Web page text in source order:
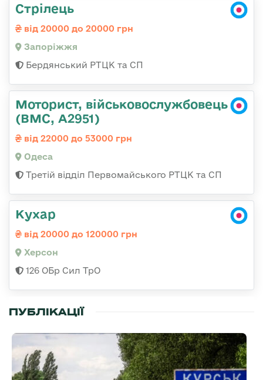
Стрілець
від 20000 до 20000 грн
Запоріжжя
Бердянський РТЦК та СП
Моторист, військовослужбовець
(ВМС, А2951)
від 22000 до 53000 грн
Одеса
Третій відділ Первомайського РТЦК та СП
Кухар
від 20000 до 120000 грн
Херсон
126 ОБр Сил ТрО
ПУБЛІКАЦІЇ